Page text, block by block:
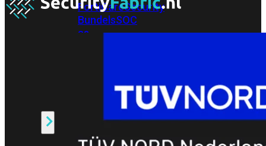
FortiCareSecurity
BundelsSOC
as